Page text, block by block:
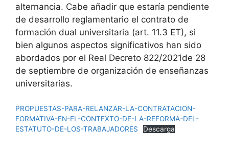
alternancia. Cabe añadir que estaría pendiente
de desarrollo reglamentario el contrato de
formación dual universitaria (art. 11.3 ET), si
bien algunos aspectos significativos han sido
abordados por el Real Decreto 822/2021de 28
de septiembre de organización de enseñanzas
universitarias.
PROPUESTAS-PARA-RELANZAR-LA-CONTRATACION-
FORMATIVA-EN-EL-CONTEXTO-DE-LA-REFORMA-DEL-
ESTATUTO-DE-LOS-TRABAJADORES
Descarga